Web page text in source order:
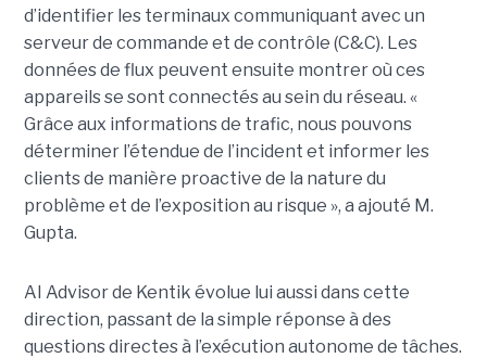
d’identifier les terminaux communiquant avec un
serveur de commande et de contrôle (C&C). Les
données de flux peuvent ensuite montrer où ces
appareils se sont connectés au sein du réseau. «
Grâce aux informations de trafic, nous pouvons
déterminer l’étendue de l’incident et informer les
clients de manière proactive de la nature du
problème et de l’exposition au risque », a ajouté M.
Gupta.
AI Advisor de Kentik évolue lui aussi dans cette
direction, passant de la simple réponse à des
questions directes à l’exécution autonome de tâches.